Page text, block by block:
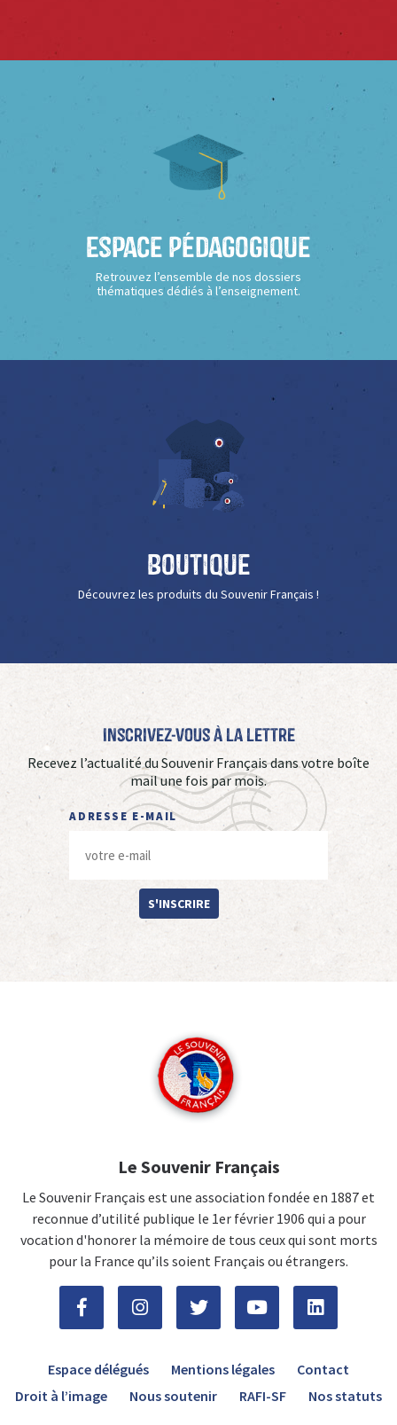
Espace Pédagogique
Retrouvez l’ensemble de nos dossiers
thématiques dédiés à l’enseignement.
Boutique
Découvrez les produits du Souvenir Français !
Inscrivez-vous à La Lettre
Recevez l’actualité du Souvenir Français dans votre boîte
mail une fois par mois.
ADRESSE E-MAIL
S'INSCRIRE
Le Souvenir Français
Le Souvenir Français est une association fondée en 1887 et
reconnue d’utilité publique le 1er février 1906 qui a pour
vocation d'honorer la mémoire de tous ceux qui sont morts
pour la France qu’ils soient Français ou étrangers.
Espace délégués Mentions légales
Contact
Droit à l’image
Nous soutenir RAFI-SF Nos statuts